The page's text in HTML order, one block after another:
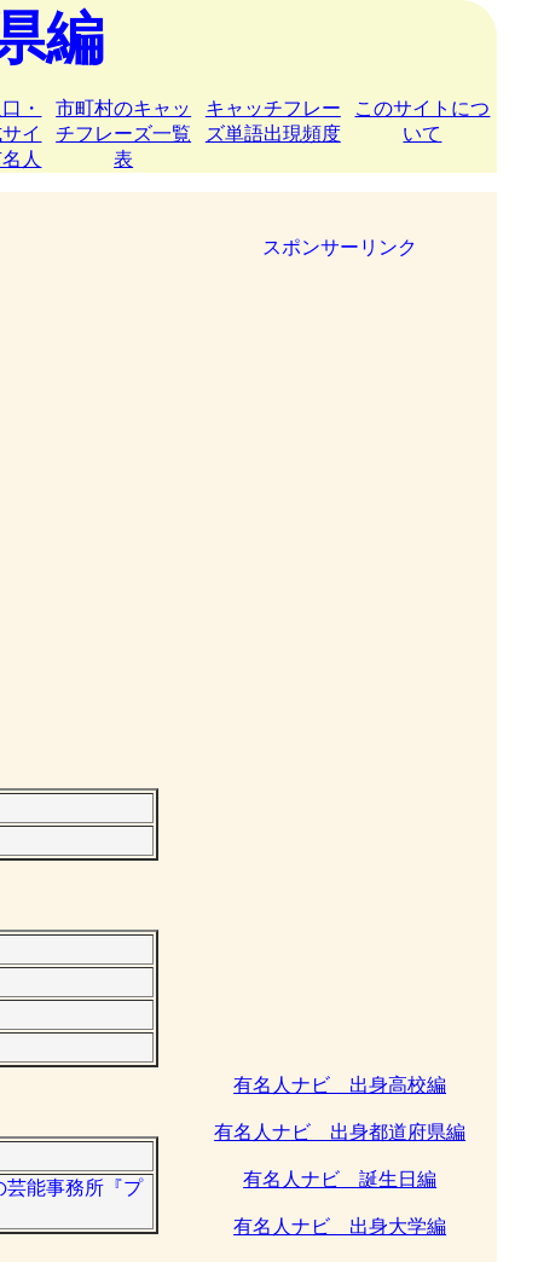
編
・
イ
人
市町村のキャッ
チフレーズ一覧
表
キャッチフレー
ズ単語出現頻度
このサイトにつ
いて
芸能事務所『プ
スポンサーリンク
有名人ナビ 出身高校編
有名人ナビ 出身都道府県編
有名人ナビ 誕生日編
有名人ナビ 出身大学編